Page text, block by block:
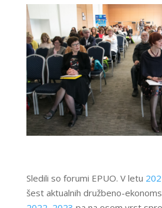
Sledili so forumi EPUO. V letu
šest aktualnih družbeno-